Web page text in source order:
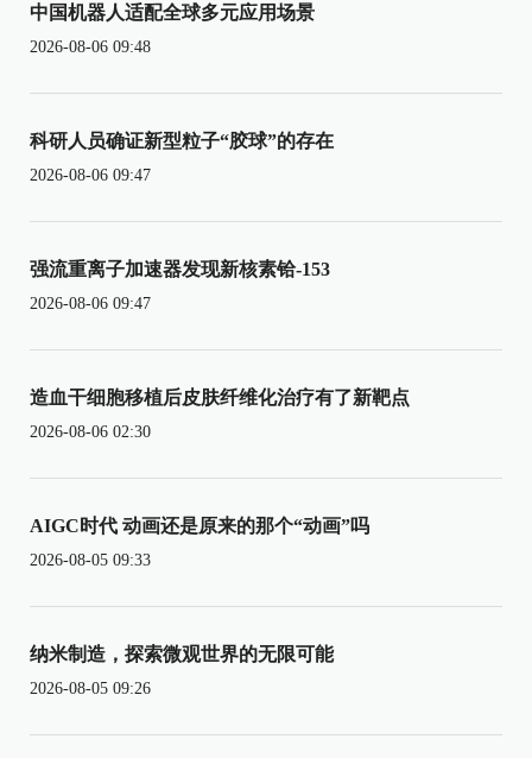
中国机器人适配全球多元应用场景
2026-08-06 09:48
科研人员确证新型粒子“胶球”的存在
2026-08-06 09:47
强流重离子加速器发现新核素铪-153
2026-08-06 09:47
造血干细胞移植后皮肤纤维化治疗有了新靶点
2026-08-06 02:30
AIGC时代 动画还是原来的那个“动画”吗
2026-08-05 09:33
纳米制造，探索微观世界的无限可能
2026-08-05 09:26